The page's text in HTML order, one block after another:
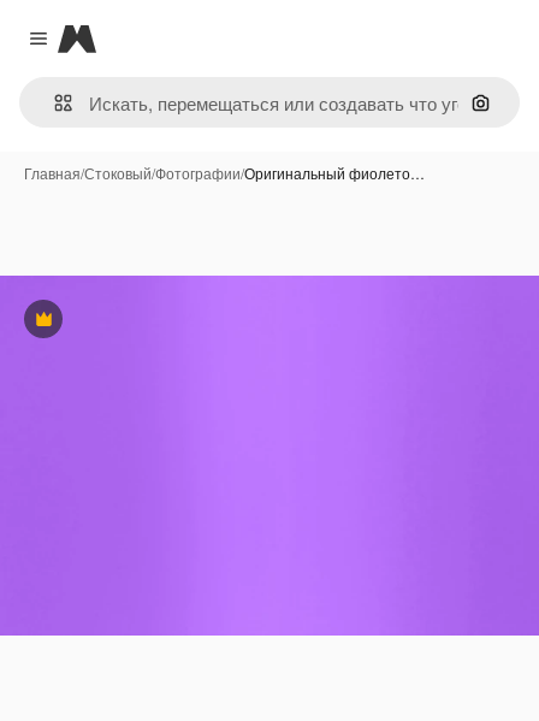
Close menu
Magnific
Поиск
Главная/Стоковый/Фотографии/Оригинальный фиолето…
Премиум